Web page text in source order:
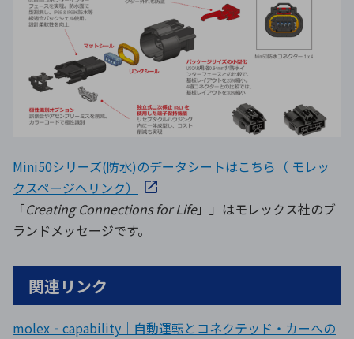
Mini50シリーズ(防水)のデータシートはこちら（ モレッ
クスページへリンク）
「Creating Connections for Life」」はモレックス社のブ
ランドメッセージです。
関連リンク
molex‐capability｜自動運転とコネクテッド・カーへの